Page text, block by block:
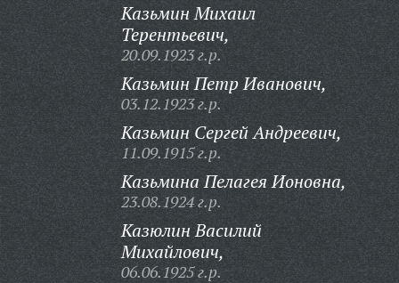
Казьмин Михаил
Терентьевич,
20.09.1923 г.р.
Казьмин Петр Иванович,
03.12.1923 г.р.
Казьмин Сергей Андреевич,
11.09.1915 г.р.
Казьмина Пелагея Ионовна,
23.08.1924 г.р.
Казюлин Василий
Михайлович,
06.06.1925 г.р.